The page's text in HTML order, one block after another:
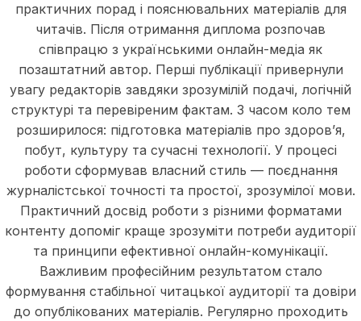
практичних порад і пояснювальних матеріалів для
читачів. Після отримання диплома розпочав
співпрацю з українськими онлайн-медіа як
позаштатний автор. Перші публікації привернули
увагу редакторів завдяки зрозумілій подачі, логічній
структурі та перевіреним фактам. З часом коло тем
розширилося: підготовка матеріалів про здоров’я,
побут, культуру та сучасні технології. У процесі
роботи сформував власний стиль — поєднання
журналістської точності та простої, зрозумілої мови.
Практичний досвід роботи з різними форматами
контенту допоміг краще зрозуміти потреби аудиторії
та принципи ефективної онлайн-комунікації.
Важливим професійним результатом стало
формування стабільної читацької аудиторії та довіри
до опублікованих матеріалів. Регулярно проходить